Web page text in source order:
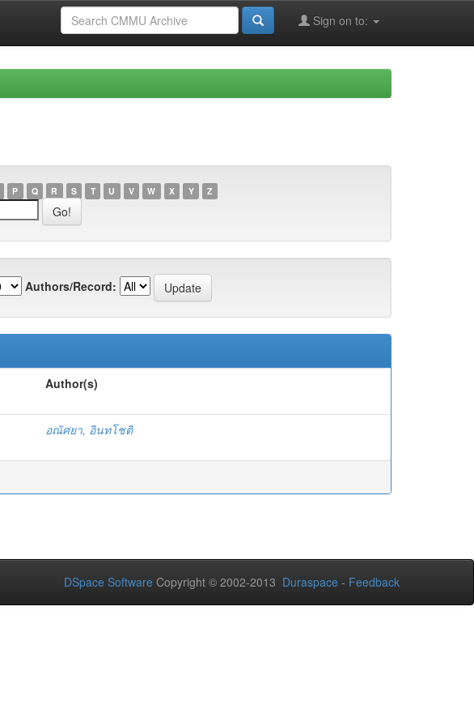
Sign on to:
P Q R S T U V W X Y Z
Authors/Record:
Author(s)
อณัศยา, อินทโชติ
DSpace Software Copyright © 2002-2013 Duraspace - Feedback